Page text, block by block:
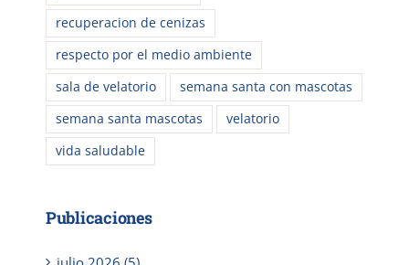
recuperacion de cenizas
respecto por el medio ambiente
sala de velatorio
semana santa con mascotas
semana santa mascotas
velatorio
vida saludable
Publicaciones